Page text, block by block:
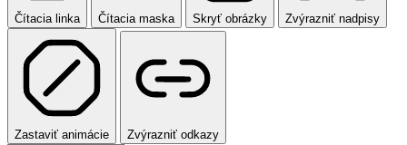
Čítacia linka Čítacia maska Skryť obrázky Zvýrazniť nadpisy
Zastaviť animácie
Zvýrazniť odkazy